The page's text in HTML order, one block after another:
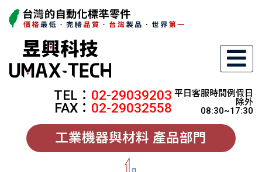
TEL： 02-29039203
FAX： 02-29032558
平日客服時間例假日
除外
08:30~17:30
工業機器與材料 產品部門